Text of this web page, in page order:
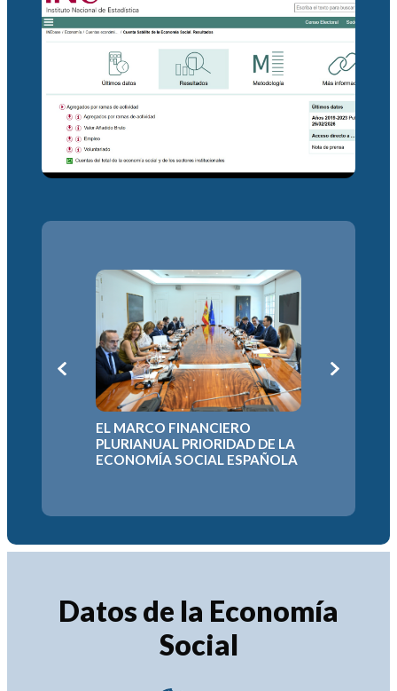
2030
EL MARCO FINANCIERO
PLURIANUAL PRIORIDAD DE LA
ECONOMÍA SOCIAL ESPAÑOLA
Datos de la Economía
Social